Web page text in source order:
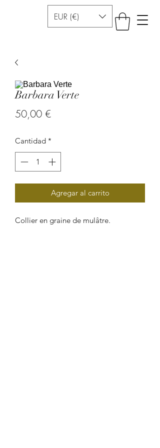
EUR (€)
Barbara Verte
50,00 €Precio
Cantidad *
Agregar al carrito
Collier en graine de mulâtre.